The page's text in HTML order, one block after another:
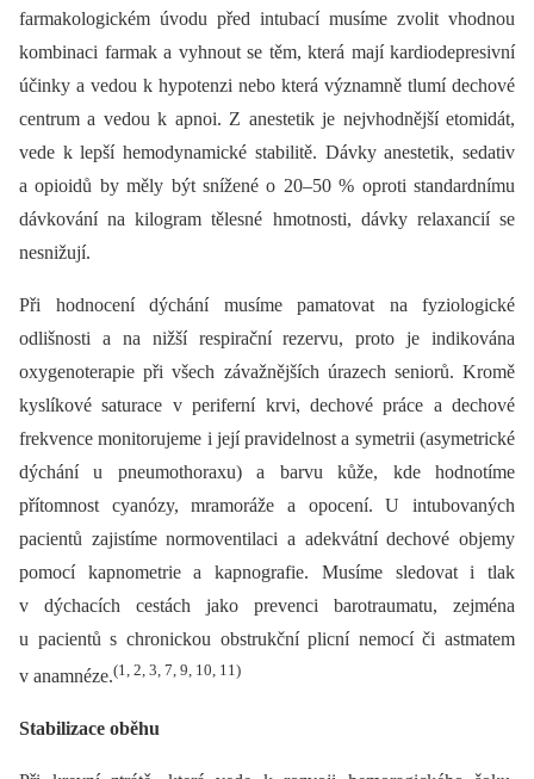
farmakologickém úvodu před intubací musíme zvolit vhodnou
kombinaci farmak a vyhnout se těm, která mají kardiodepresivní
účinky a vedou k hypotenzi nebo která významně tlumí dechové
centrum a vedou k apnoi. Z anestetik je nejvhodnější etomidát,
vede k lepší hemodynamické stabilitě. Dávky anestetik, sedativ
a opioidů by měly být snížené o 20–50 % oproti standardnímu
dávkování na kilogram tělesné hmotnosti, dávky relaxancií se
nesnižují.
Při hodnocení dýchání musíme pamatovat na fyziologické
odlišnosti a na nižší respirační rezervu, proto je indikována
oxygenoterapie při všech závažnějších úrazech seniorů. Kromě
kyslíkové saturace v periferní krvi, dechové práce a dechové
frekvence monitorujeme i její pravidelnost a symetrii (asymetrické
dýchání u pneumothoraxu) a barvu kůže, kde hodnotíme
přítomnost cyanózy, mramoráže a opocení. U intubovaných
pacientů zajistíme normoventilaci a adekvátní dechové objemy
pomocí kapnometrie a kapnografie. Musíme sledovat i tlak
v dýchacích cestách jako prevenci barotraumatu, zejména
u pacientů s chronickou obstrukční plicní nemocí či astmatem
v anamnéze.(1, 2, 3, 7, 9, 10, 11)
Stabilizace oběhu